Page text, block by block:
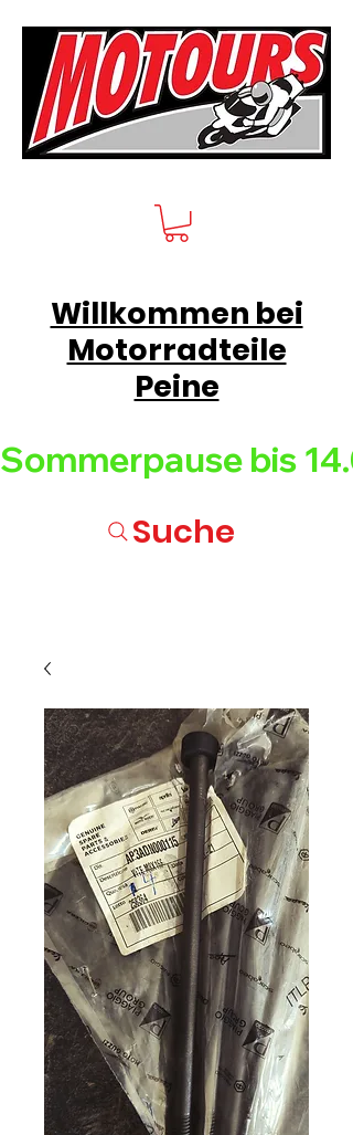
Sommerpause bis
Willkommen bei
Motorradteile
Peine
Suche